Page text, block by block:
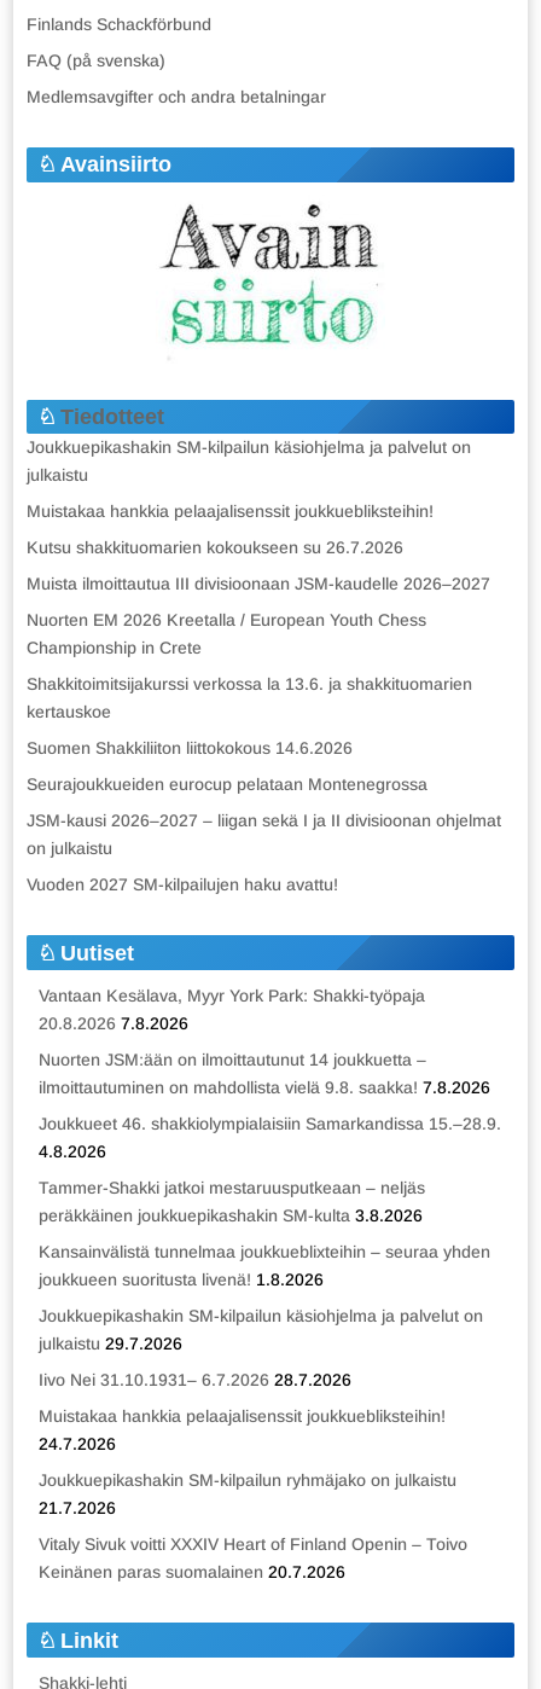
Finlands Schackförbund
FAQ (på svenska)
Medlemsavgifter och andra betalningar
Avainsiirto
Tiedotteet
Joukkuepikashakin SM-kilpailun käsiohjelma ja palvelut on
julkaistu
Muistakaa hankkia pelaajalisenssit joukkuebliksteihin!
Kutsu shakkituomarien kokoukseen su 26.7.2026
Muista ilmoittautua III divisioonaan JSM-kaudelle 2026–2027
Nuorten EM 2026 Kreetalla / European Youth Chess
Championship in Crete
Shakkitoimitsijakurssi verkossa la 13.6. ja shakkituomarien
kertauskoe
Suomen Shakkiliiton liittokokous 14.6.2026
Seurajoukkueiden eurocup pelataan Montenegrossa
JSM-kausi 2026–2027 – liigan sekä I ja II divisioonan ohjelmat
on julkaistu
Vuoden 2027 SM-kilpailujen haku avattu!
Uutiset
Vantaan Kesälava, Myyr York Park: Shakki-työpaja
20.8.2026 7.8.2026
Nuorten JSM:ään on ilmoittautunut 14 joukkuetta –
ilmoittautuminen on mahdollista vielä 9.8. saakka! 7.8.2026
Joukkueet 46. shakkiolympialaisiin Samarkandissa 15.–28.9.
4.8.2026
Tammer-Shakki jatkoi mestaruusputkeaan – neljäs
peräkkäinen joukkuepikashakin SM-kulta 3.8.2026
Kansainvälistä tunnelmaa joukkueblixteihin – seuraa yhden
joukkueen suoritusta livenä! 1.8.2026
Joukkuepikashakin SM-kilpailun käsiohjelma ja palvelut on
julkaistu 29.7.2026
Iivo Nei 31.10.1931– 6.7.2026 28.7.2026
Muistakaa hankkia pelaajalisenssit joukkuebliksteihin!
24.7.2026
Joukkuepikashakin SM-kilpailun ryhmäjako on julkaistu
21.7.2026
Vitaly Sivuk voitti XXXIV Heart of Finland Openin – Toivo
Keinänen paras suomalainen 20.7.2026
Linkit
Shakki-lehti